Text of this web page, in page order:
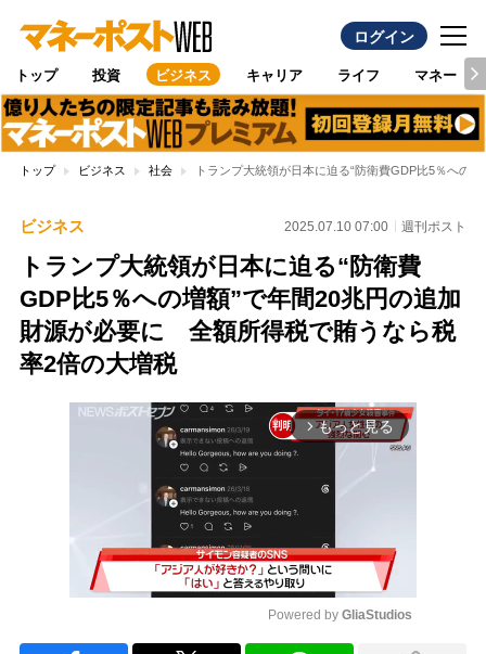
ログイン
トップ 投資 ビジネス キャリア ライフ マネー
トップ ビジネス 社会 トランプ大統領が日本に迫る“防衛費GDP比5％へ
ビジネス 2025.07.10 07:00 週刊ポスト
トランプ大統領が日本に迫る“防衛費
GDP比5％への増額”で年間20兆円の追加
財源が必要に 全額所得税で賄うなら税
率2倍の大増税
arrow_forward_ios もっと見る
Powered by GliaStudios